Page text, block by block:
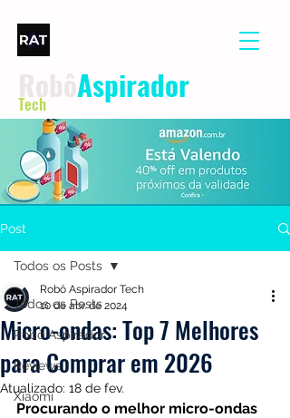
Aspirador
Tech
Post
Todos os Posts
Robô Aspirador
Reviews
Xiaomi
Todos os Posts
Micro-ondas: Top 7 Melhores
para Comprar em 2026
Robô Aspirador Tech
10 de abr. de 2024
Atualizado: 18 de fev.
Procurando o melhor micro-ondas